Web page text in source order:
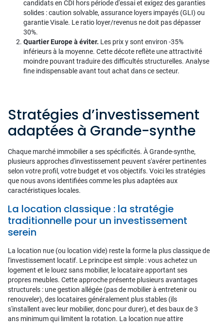
candidats en CDI hors période d'essai et exigez des garanties
solides : caution solvable, assurance loyers impayés (GLI) ou
garantie Visale. Le ratio loyer/revenus ne doit pas dépasser
30%.
Quartier Europe à éviter. Les prix y sont environ -35%
inférieurs à la moyenne. Cette décote reflète une attractivité
moindre pouvant traduire des difficultés structurelles. Analyse
fine indispensable avant tout achat dans ce secteur.
Stratégies d’investissement
adaptées à Grande-synthe
Chaque marché immobilier a ses spécificités. À Grande-synthe,
plusieurs approches d'investissement peuvent s'avérer pertinentes
selon votre profil, votre budget et vos objectifs. Voici les stratégies
que nous avons identifiées comme les plus adaptées aux
caractéristiques locales.
La location classique : la stratégie
traditionnelle pour un investissement
serein
La location nue (ou location vide) reste la forme la plus classique de
l'investissement locatif. Le principe est simple : vous achetez un
logement et le louez sans mobilier, le locataire apportant ses
propres meubles. Cette approche présente plusieurs avantages
structurels : une gestion allégée (pas de mobilier à entretenir ou
renouveler), des locataires généralement plus stables (ils
s'installent avec leur mobilier, donc pour durer), et des baux de 3
ans minimum qui limitent la rotation. La location nue attire